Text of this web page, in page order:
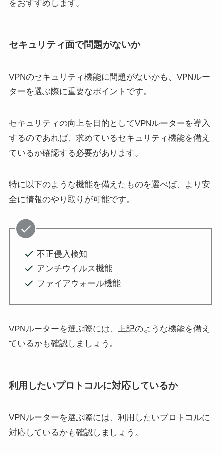
をおすすめします。
セキュリティ面で問題がないか
VPNのセキュリティ機能に問題がないかも、VPNルー
ターを選ぶ際に重要なポイントです。
セキュリティの向上を目的としてVPNルーターを導入
するのであれば、求めているセキュリティ機能を備え
ているか確認する必要があります。
特に以下のような機能を備えたものを選べば、より安
全に情報のやり取りが可能です。
不正侵入検知
アンチウイルス機能
ファイアウォール機能
VPNルーターを選ぶ際には、上記のような機能を備え
ているかも確認しましょう。
利用したいプロトコルに対応しているか
VPNルーターを選ぶ際には、利用したいプロトコルに
対応しているかも確認しましょう。